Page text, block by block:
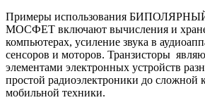
Примеры использования
МОСФЕТ включают вычисления и
компьютерах, усиление звука в
сенсоров и моторов. Транзисторы
элементами электронных устройств
простой радиоэлектроники до сложной
мобильной техники.